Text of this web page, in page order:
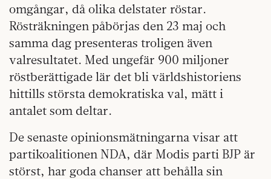
omgångar, då olika delstater röstar.
Rösträkningen påbörjas den 23 maj och
samma dag presenteras troligen även
valresultatet. Med ungefär 900 miljoner
röstberättigade lär det bli världshistoriens
hittills största demokratiska val, mätt i
antalet som deltar.
De senaste opinionsmätningarna visar att
partikoalitionen NDA, där Modis parti BJP är
störst, har goda chanser att behålla sin